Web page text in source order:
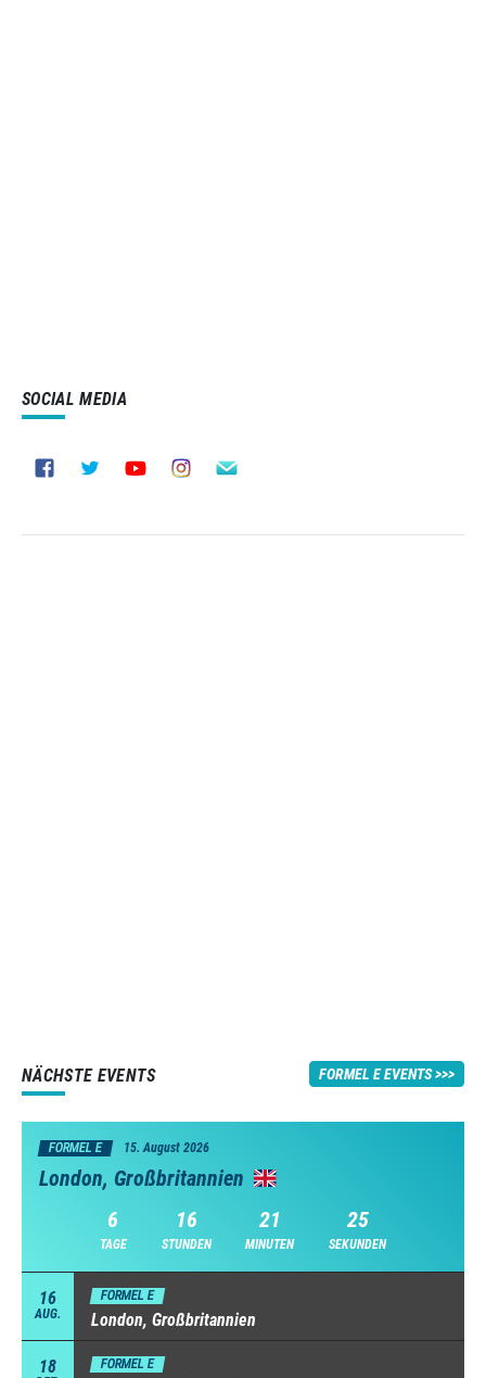
SOCIAL MEDIA
NÄCHSTE EVENTS FORMEL E EVENTS
FORMEL E 15. August 2026
London, Großbritannien
6
TAGE
16
STUNDEN
21
MINUTEN
24
SEKUNDEN
16
AUG.
FORMEL E
London, Großbritannien
18 FORMEL E